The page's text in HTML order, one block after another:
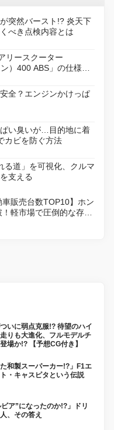
突然バースト!? 炎天下
べき点検内容とは
リースクーター
）400 ABS」の仕様を
全？エンジンかけっぱ
い臭いが…目的地に着
カビを防ぐ方法
る道」を可視化、クルマ
支える
車販売台数TOP10】ホン
軽市場で圧倒的な存在
いに弱点克服!? 待望のハイ
りも大進化、フルモデルチ
場か!? 【予想CG付き】
和製スーパーカー!?」F1エ
・キャスピタという伝説
ビア”になったのか!?」ドリ
、その答え